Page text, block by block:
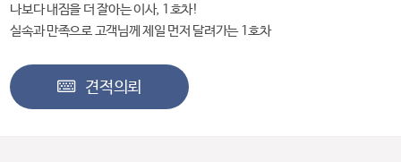
나보다 내짐을 더 잘아는 이사, 1호차!
실속과 만족으로 고객님께 제일 먼저 달려가는 1호차
견적의뢰